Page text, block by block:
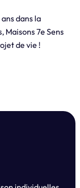
dans la
Maisons 7e Sens
de vie !